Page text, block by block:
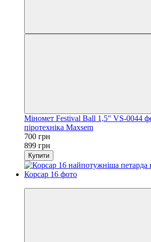
Міномет Festival Ball 1,5" VS-0044
піротехніка Maxsem
700 грн
899 грн
Купити